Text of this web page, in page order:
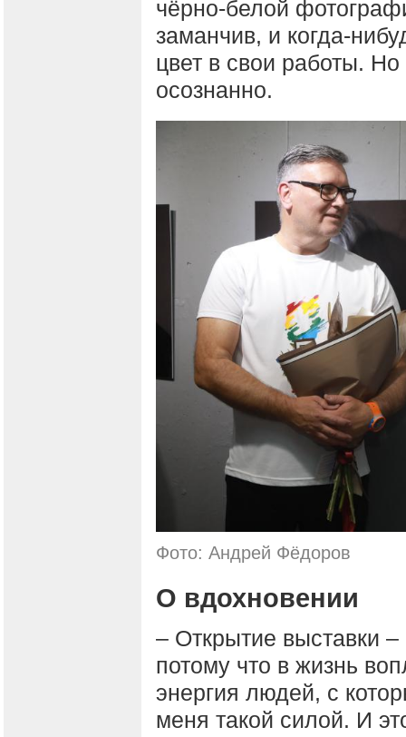
чёрно-белой
заманчив, и когда-
цвет в свои работы.
осознанно.
Фото: Андрей Фёдоров
О вдохновении
– Открытие выставки
потому что в жизнь
энергия людей, с
меня такой силой. И